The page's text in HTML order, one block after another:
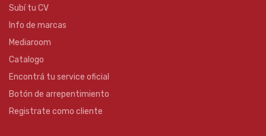
Subí tu CV
Info de marcas
Mediaroom
Catalogo
Encontrá tu service oficial
Botón de arrepentimiento
Registrate como cliente